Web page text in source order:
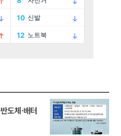
도체·배터